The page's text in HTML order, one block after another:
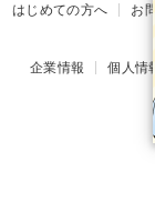
はじめての方へ お
企業情報 個人情